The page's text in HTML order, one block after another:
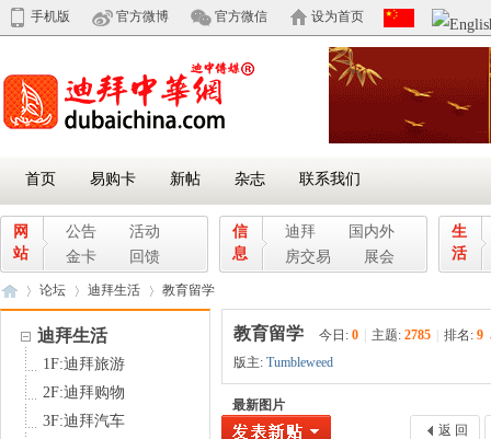
手机版 官方微博 官方微信 设为首页
首页 易购卡 新帖 杂志 联系我们
网
站
公告
活动
金卡
回馈
信
息
迪拜
国内外
房交易
展会
生
活
论坛
›
迪拜生活 教育留学
教育留学 今日: 0 主题: 2785 排名: 9
版主: Tumbleweed
最新图片
返 回
迪拜生活
1F:迪拜旅游
2F:迪拜购物
3F:迪拜汽车